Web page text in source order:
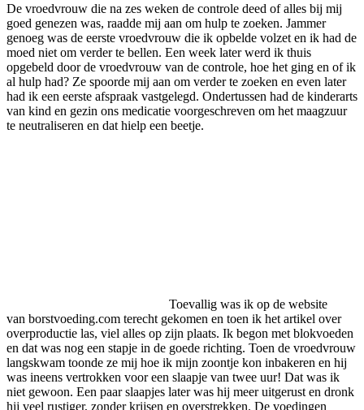
De vroedvrouw die na zes weken de controle deed of alles bij mij
goed genezen was, raadde mij aan om hulp te zoeken. Jammer
genoeg was de eerste vroedvrouw die ik opbelde volzet en ik had de
moed niet om verder te bellen. Een week later werd ik thuis
opgebeld door de vroedvrouw van de controle, hoe het ging en of ik
al hulp had? Ze spoorde mij aan om verder te zoeken en even later
had ik een eerste afspraak vastgelegd. Ondertussen had de kinderarts
van kind en gezin ons medicatie voorgeschreven om het maagzuur
te neutraliseren en dat hielp een beetje.
Toevallig was ik op de website
van borstvoeding.com terecht gekomen en toen ik het artikel over
overproductie las, viel alles op zijn plaats. Ik begon met blokvoeden
en dat was nog een stapje in de goede richting. Toen de vroedvrouw
langskwam toonde ze mij hoe ik mijn zoontje kon inbakeren en hij
was ineens vertrokken voor een slaapje van twee uur! Dat was ik
niet gewoon. Een paar slaapjes later was hij meer uitgerust en dronk
hij veel rustiger, zonder krijsen en overstrekken. De voedingen